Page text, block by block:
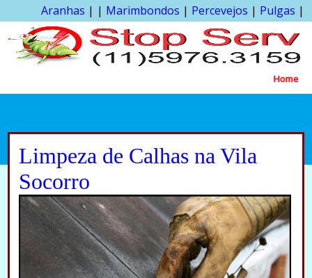
Aranhas | | Marimbondos | Percevejos | Pulgas |
Home
Limpeza de Calhas na Vila
Socorro